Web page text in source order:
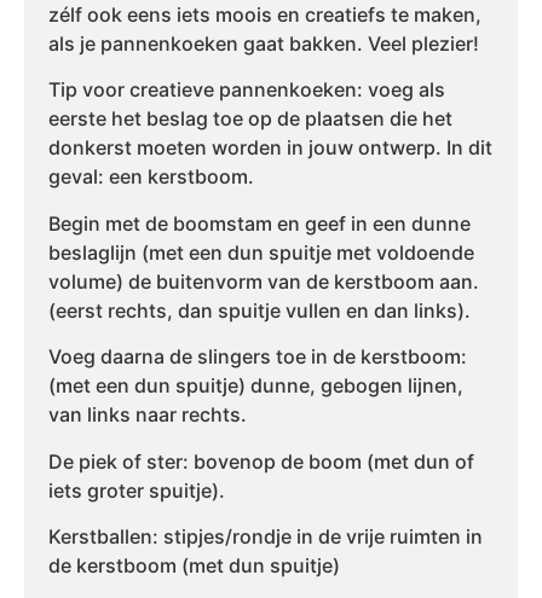
zélf ook eens iets moois en creatiefs te maken,
als je pannenkoeken gaat bakken. Veel plezier!
Tip voor creatieve pannenkoeken: voeg als
eerste het beslag toe op de plaatsen die het
donkerst moeten worden in jouw ontwerp. In dit
geval: een kerstboom.
Begin met de boomstam en geef in een dunne
beslaglijn (met een dun spuitje met voldoende
volume) de buitenvorm van de kerstboom aan.
(eerst rechts, dan spuitje vullen en dan links).
Voeg daarna de slingers toe in de kerstboom:
(met een dun spuitje) dunne, gebogen lijnen,
van links naar rechts.
De piek of ster: bovenop de boom (met dun of
iets groter spuitje).
Kerstballen: stipjes/rondje in de vrije ruimten in
de kerstboom (met dun spuitje)